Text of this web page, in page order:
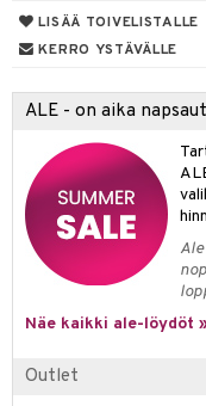
LISÄÄ TOIVELISTALLE
KERRO YSTÄVÄLLE
ALE - on aika
Näe kaikki ale-löydöt
Outlet
& Viikset
3: Kosteutus
Huulten Hoito
Happy
Happy For Men
Miehille
& Soujaus
& Ihonpuhdistus